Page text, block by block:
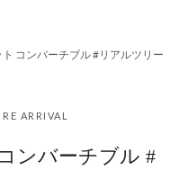
コンバーチブル #リアルツリー
RE ARRIVAL
ンバーチブル #